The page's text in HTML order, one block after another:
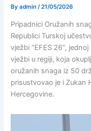
Byadmin/21/05/2026
Pripadnici Oružanih
Republici Turskoj
vježbi “EFES 26”,
vježbi u regiji, koja
oružanih snaga iz 50
prisustvovao je i Zukan
Hercegovine.